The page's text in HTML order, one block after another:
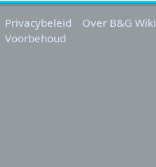
1
1
Privacybeleid
Over B&G Wiki
Voorbehoud